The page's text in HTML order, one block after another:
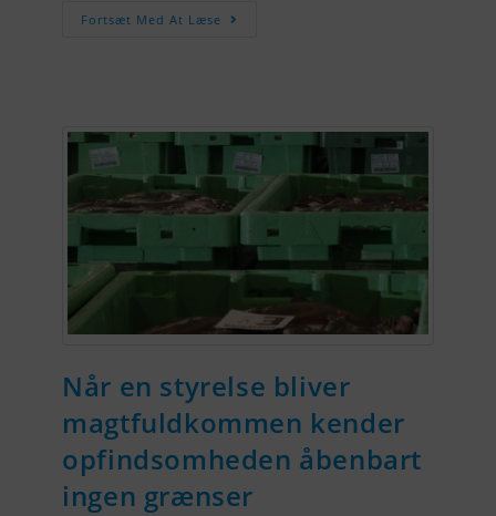
Fortsæt Med At Læse
Når en styrelse bliver
magtfuldkommen kender
opfindsomheden åbenbart
ingen grænser